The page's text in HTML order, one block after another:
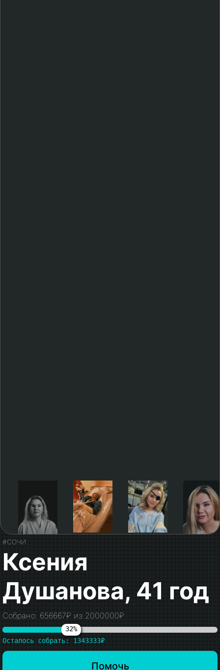
#СОЧИ
Ксения
Душанова, 41 год
Собрано: 656667₽ из 2000000₽
32%
Осталось собрать: 1343333₽
Помочь